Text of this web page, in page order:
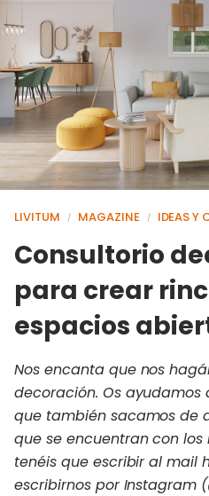
LIVITUM / MAGAZINE / IDEAS Y
Consultorio
para crear
espacios
Nos encanta que nos
decoración. Os ayudamos
que también sacamos de
que se encuentran con los
tenéis que escribir al mail
escribirnos por Instagram